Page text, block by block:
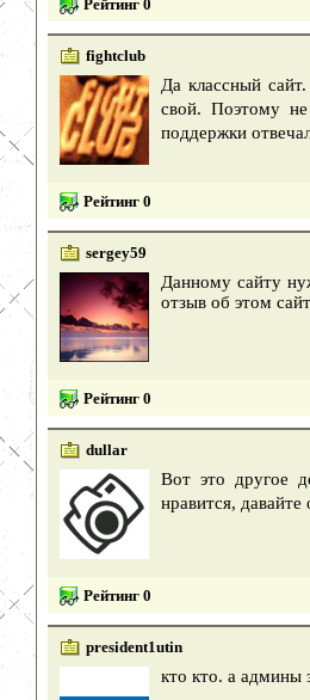
Рейтинг 0
fightclub
Да классный
свой. Поэтому
поддержки
Рейтинг 0
sergey59
Данному сайту
отзыв об этом
Рейтинг 0
dullar
Вот это другое
нравится,
Рейтинг 0
president1utin
кто кто. а админы